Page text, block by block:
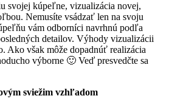
svojej kúpeľne, vizualizácia novej,
Nemusíte vsádzať len na svoju
vám odborníci navrhnú podľa
detailov. Výhody vizualizácii
Ako však môže dopadnúť realizácia
výborne 🙂 Veď presvedčte sa
sviežim vzhľadom